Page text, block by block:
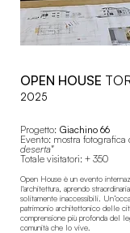
OPEN HOUSE
2025
Progetto: Giachino 66
Evento: mostra fotografica
deserta"
Totale visitatori: + 350
Open House è un evento
l'architettura, aprendo
solitamente inaccessibili.
patrimonio architettonico delle
comprensione più profonda del
comunità che lo vive.